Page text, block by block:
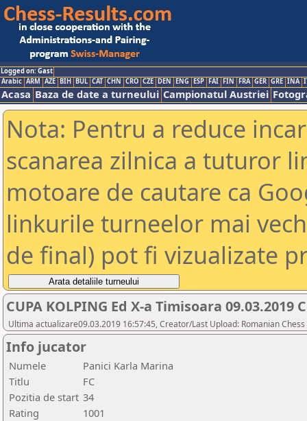
Logged on: Gast
Arabic ARM AZE BIH BUL CAT CHN CRO CZE DEN ENG ESP FAI FIN FRA GER GRE INA
Acasa Baza de date a turneului Campionatul Austriei
Nota: Pentru a reduce
scanarea zilnica a tuturor
motoare de cautare ca
linkurile turneelor mai
de final) pot fi vizualizate
CUPA KOLPING Ed X-a Timisoara 09.03.2019
Ultima actualizare09.03.2019 16:57:45, Creator/Last Upload: Romanian
Info jucator
Numele
Panici Karla Marina
Titlu
FC
Pozitia de start 34
Rating
1001